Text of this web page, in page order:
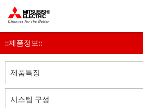
::제품정보::
제품특징
시스템 구성